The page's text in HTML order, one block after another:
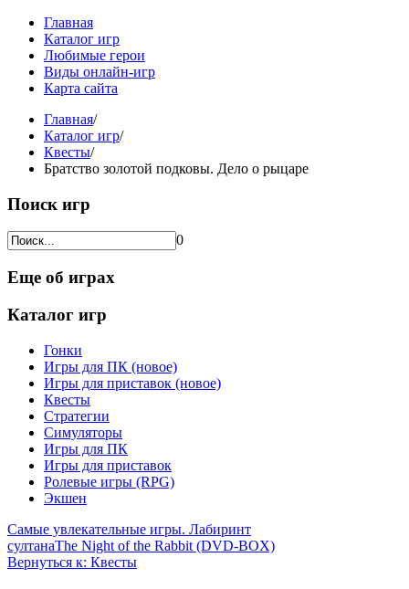
Главная
Каталог игр
Любимые герои
Виды онлайн-игр
Карта сайта
Главная/
Каталог игр/
Квесты/
Братство золотой подковы. Дело о рыцаре
Поиск игр
0
Еще об играх
Каталог игр
Гонки
Игры для ПК (новое)
Игры для приставок (новое)
Квесты
Стратегии
Симуляторы
Игры для ПК
Игры для приставок
Ролевые игры (RPG)
Экшен
Самые увлекательные игры. Лабиринт
султанаThe Night of the Rabbit (DVD-BOX)
Вернуться к: Квесты